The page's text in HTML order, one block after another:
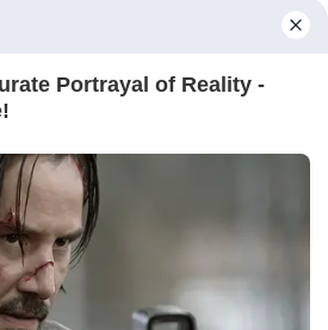
Em Foco utiliza cookies e outras
para recomendar conteúdo de seu
você concorda com tal
Leia mais CONCORDO